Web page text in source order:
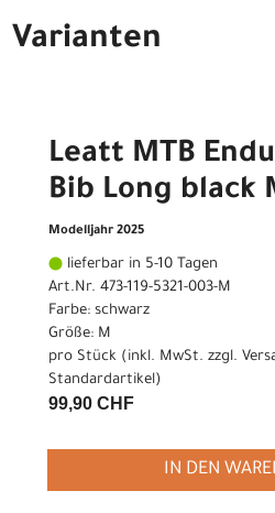
Varianten
Leatt MTB
Bib Long black
Modelljahr 2025
lieferbar in 5-10 Tagen
Art.Nr. 473-119-5321-003-M
Farbe: schwarz
Größe: M
pro Stück (inkl. MwSt. zzgl.
Standardartikel)
99,90 CHF
IN DEN